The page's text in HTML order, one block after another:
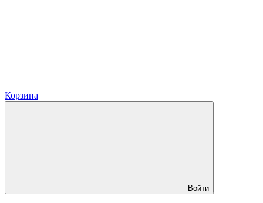
Корзина
Войти